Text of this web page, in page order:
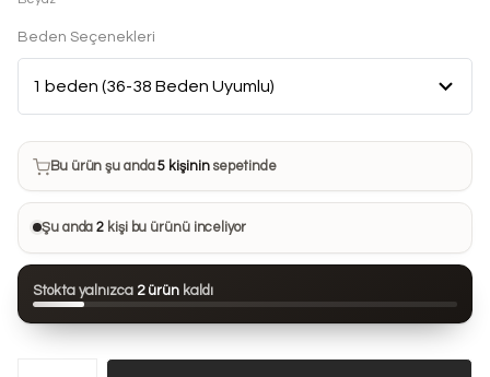
Beden Seçenekleri
Bu ürün son 7 günde20 kezsatın alındı
Bu ürün şu anda5 kişininsepetinde
Bu ürünü 29 kişi favorilerine ekledi
Bu ürün son 24 saatte97 kezgörüntülendi
Şu anda2 kişi bu ürünü inceliyor
Stokta yalnızca 2 ürün kaldı